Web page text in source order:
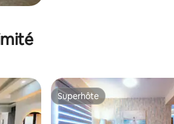
Superhôte
Superhôte